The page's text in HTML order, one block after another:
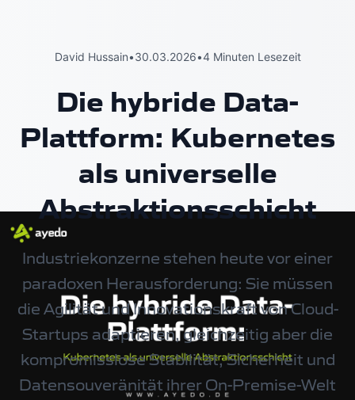
David Hussain•30.03.2026•4 Minuten Lesezeit
Die hybride Data-
Plattform: Kubernetes
als universelle
Abstraktionsschicht
Industriekonzerne stehen heute vor einer
paradoxen Herausforderung: Sie müssen
die Agilität und Innovationskraft von Cloud-
Startups adaptieren, gleichzeitig aber die
kompromisslose Stabilität, Sicherheit und
Datensouveränität ihrer On-Premise-Welt